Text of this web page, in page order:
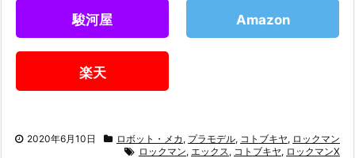
駿河屋 Amazon
楽天
2020年6月10日 ロボット・メカ , プラモデル, コトブキヤ, ロックマン
ロックマン, エックス , コトブキヤ, ロックマンX